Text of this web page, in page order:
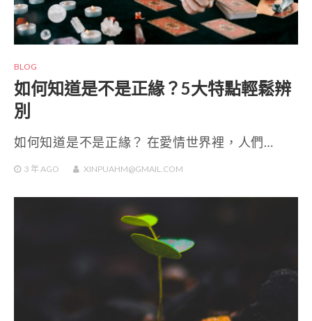
BLOG
如何知道是不是正緣？5大特點輕鬆辨
別
如何知道是不是正緣？ 在愛情世界裡，人們…
3 年AGO XINPUAHM@GMAIL.COM